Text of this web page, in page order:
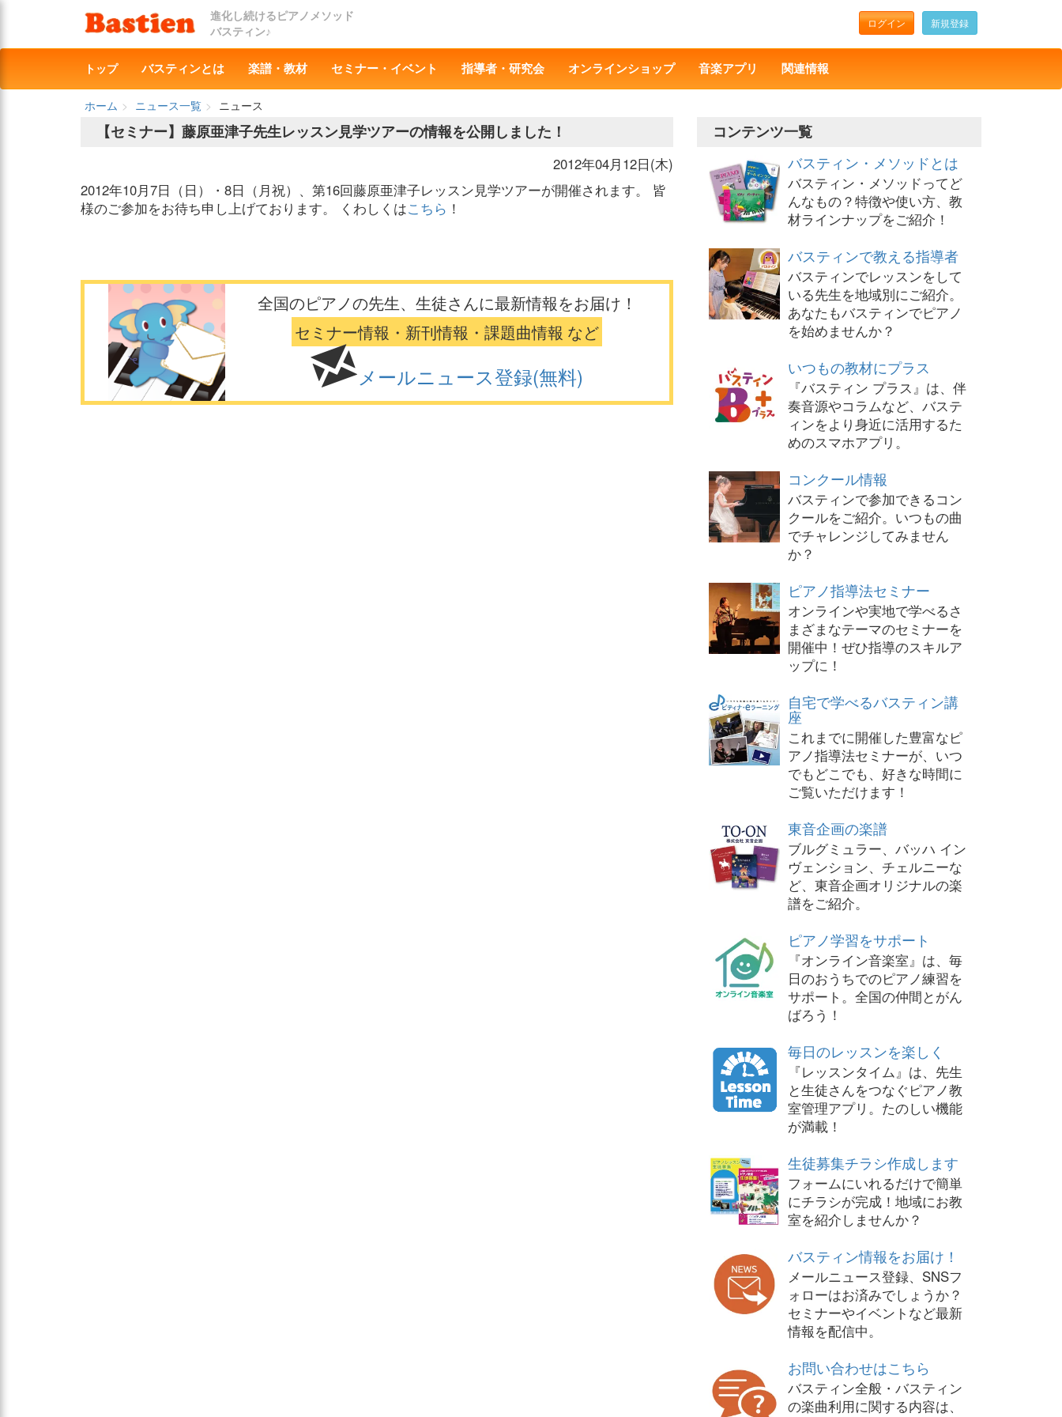
進化し続けるピアノメソッド
バスティン♪
ログイン 新規登録
トップ バスティンとは 楽譜・教材 セミナー・イベント 指導者・研究会 オンラインショップ 音楽アプリ 関連情報
ホーム ニュース一覧
ニュース
【セミナー】藤原亜津子先生レッスン見学ツアーの情報を公開しました！
2012年04月12日(木)
2012年10月7日（日）・8日（月祝）、第16回藤原亜津子レッスン見学ツアーが開催されます。 皆
様のご参加をお待ち申し上げております。 くわしくはこちら ！
全国のピアノの先生、生徒さんに最新情報をお届け！
セミナー情報・新刊情報・課題曲情報 など
メールニュース登録(無料)
コンテンツ一覧
バスティン・メソッドとは
バスティン・メソッドってど
んなもの？特徴や使い方、教
材ラインナップをご紹介！
バスティンで教える指導者
バスティンでレッスンをして
いる先生を地域別にご紹介。
あなたもバスティンでピアノ
を始めませんか？
いつもの教材にプラス
『バスティン プラス』は、伴
奏音源やコラムなど、バステ
ィンをより身近に活用するた
めのスマホアプリ。
コンクール情報
バスティンで参加できるコン
クールをご紹介。いつもの曲
でチャレンジしてみません
か？
ピアノ指導法セミナー
オンラインや実地で学べるさ
まざまなテーマのセミナーを
開催中！ぜひ指導のスキルア
ップに！
自宅で学べるバスティン講
座
これまでに開催した豊富なピ
アノ指導法セミナーが、いつ
でもどこでも、好きな時間に
ご覧いただけます！
東音企画の楽譜
ブルグミュラー、バッハ イン
ヴェンション、チェルニーな
ど、東音企画オリジナルの楽
譜をご紹介。
ピアノ学習をサポート
『オンライン音楽室』は、毎
日のおうちでのピアノ練習を
サポート。全国の仲間とがん
ばろう！
毎日のレッスンを楽しく
『レッスンタイム』は、先生
と生徒さんをつなぐピアノ教
室管理アプリ。たのしい機能
が満載！
生徒募集チラシ作成します
フォームにいれるだけで簡単
にチラシが完成！地域にお教
室を紹介しませんか？
バスティン情報をお届け！
メールニュース登録、SNSフ
ォローはお済みでしょうか？
セミナーやイベントなど最新
情報を配信中。
お問い合わせはこちら
バスティン全般・バスティン
の楽曲利用に関する内容は、